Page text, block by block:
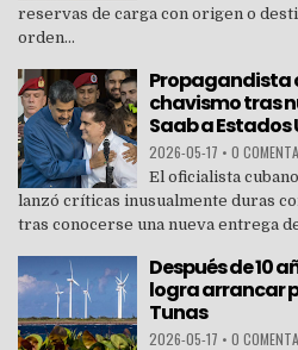
reservas de carga con origen o
orden...
Propagandista
chavismo tras
Saab a Estados
2026-05-17 • 0
El oficialista
lanzó críticas inusualmente duras
tras conocerse una nueva entrega de
Después de 10
logra arrancar
Tunas
2026-05-17 • 0